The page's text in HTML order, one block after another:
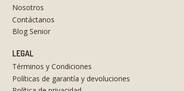
Nosotros
Contáctanos
Blog Senior
LEGAL
Términos y Condiciones
Políticas de garantía y devoluciones